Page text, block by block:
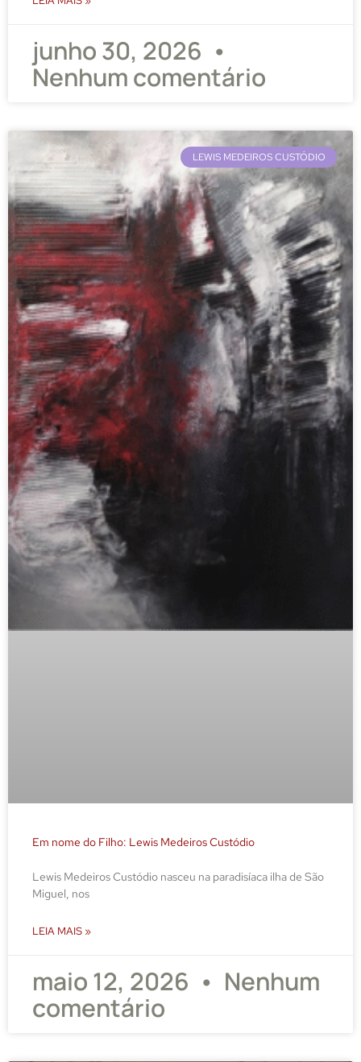
junho 30, 2026
Nenhum comentário
LEWIS MEDEIROS CUSTÓDIO
Em nome do Filho: Lewis Medeiros Custódio
Lewis Medeiros Custódio nasceu na paradisíaca ilha de São
Miguel, nos
LEIA MAIS »
maio 12, 2026
Nenhum
comentário